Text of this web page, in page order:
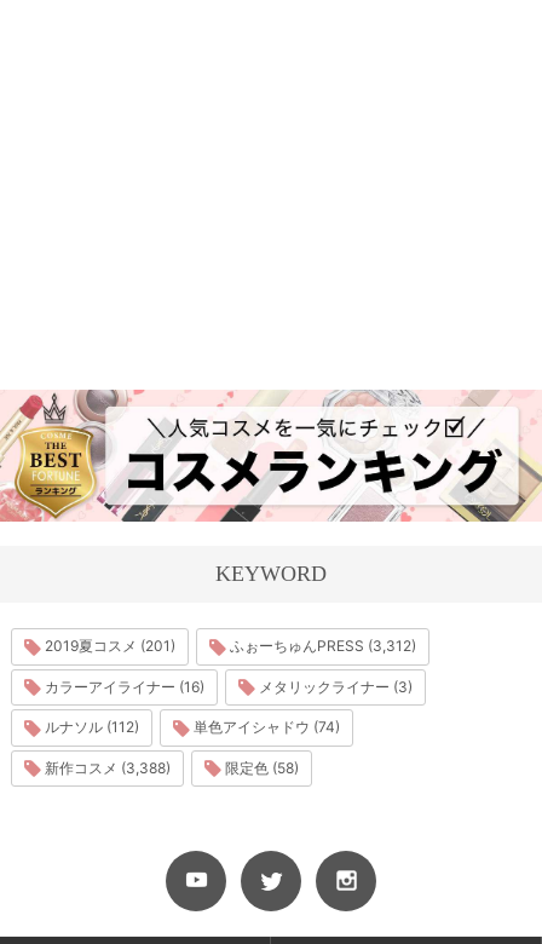
KEYWORD
2019夏コスメ (201) ふぉーちゅんPRESS (3,312)
カラーアイライナー (16) メタリックライナー (3)
ルナソル (112) 単色アイシャドウ (74)
新作コスメ (3,388) 限定色 (58)